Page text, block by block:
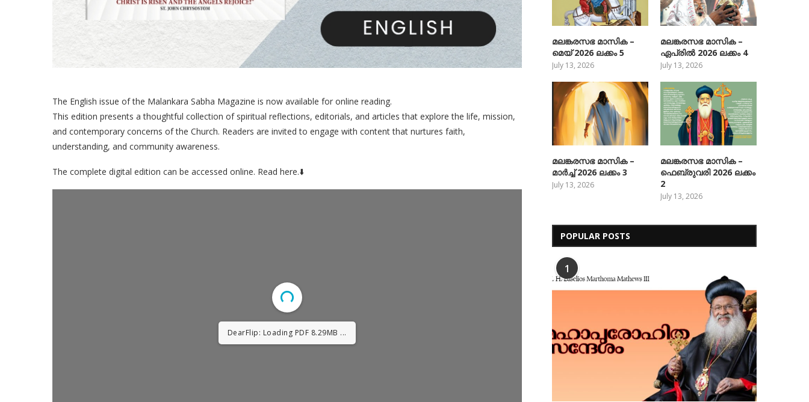
The English issue of the Malankara Sabha Magazine is now available for online reading.
This edition presents a thoughtful collection of spiritual reflections, editorials, and articles that explore the life, mission,
and contemporary concerns of the Church. Readers are invited to engage with content that nurtures faith,
understanding, and community awareness.
The complete digital edition can be accessed online. Read here.⬇️
DearFlip: Loading PDF 12.59MB ...
മലങ്കരസഭ മാസിക –
മെയ് 2026 ലക്കം 5
July 13, 2026
മലങ്കരസഭ മാസിക –
ഏപ്രിൽ 2026 ലക്കം 4
July 13, 2026
മലങ്കരസഭ മാസിക –
മാർച്ച് 2026 ലക്കം 3
July 13, 2026
മലങ്കരസഭ മാസിക –
ഫെബ്രുവരി 2026 ലക്കം
2
July 13, 2026
POPULAR POSTS
1